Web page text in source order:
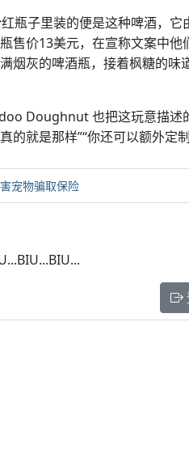
瓶子里装的便是这种啤酒，
售价13美元，在宣称文案中
烟灰的啤酒瓶，接着枫糖的
Doughnut 也把这玩意描述
的就是那样”“你还可以额外定
宠物骗取保险